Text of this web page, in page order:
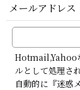
メールアドレス
Hotmail,Yahoo
ルとして処理さ
自動的に『迷惑